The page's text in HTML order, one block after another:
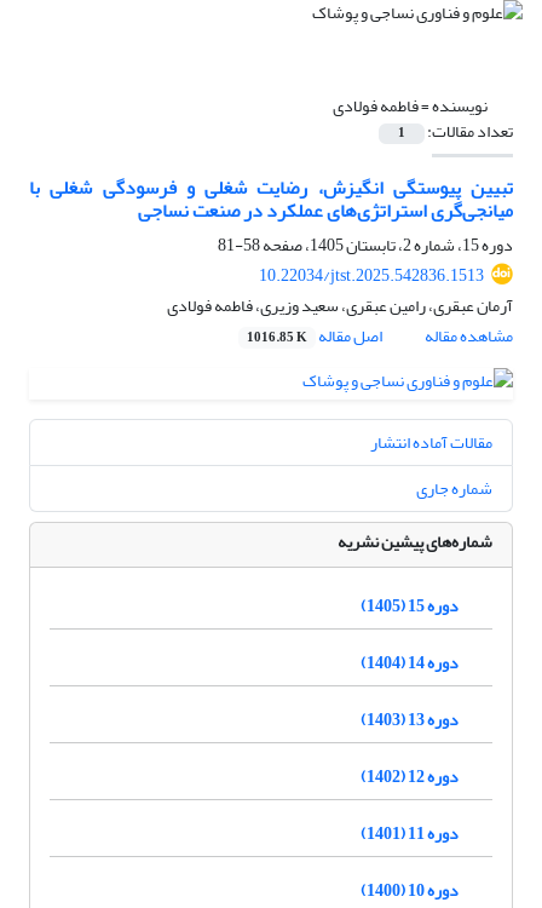
نویسنده =فاطمه فولادی
تعداد مقالات: 1
تبیین پیوستگی انگیزش، رضایت شغلی و فرسودگی شغلی با
میانجی‌گری استراتژی‌های عملکرد در صنعت نساجی
دوره 15، شماره 2، تابستان 1405، صفحه
58-81
10.22034/jtst.2025.542836.1513
آرمان عبقری، رامین عبقری، سعید وزیری، فاطمه فولادی
مشاهده مقاله
اصل مقاله 1016.85 K
مقالات آماده انتشار
شماره جاری
شماره‌های پیشین نشریه
دوره 15 (1405)
دوره 14 (1404)
دوره 13 (1403)
دوره 12 (1402)
دوره 11 (1401)
دوره 10 (1400)